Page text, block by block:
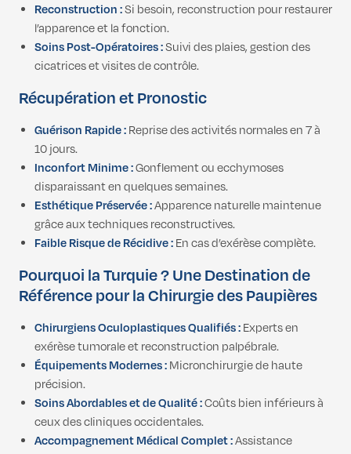
Reconstruction :Si besoin, reconstruction pour restaurer
l’apparence et la fonction.
Soins Post-Opératoires :Suivi des plaies, gestion des
cicatrices et visites de contrôle.
Récupération et Pronostic
Guérison Rapide :Reprise des activités normales en 7 à
10 jours.
Inconfort Minime :Gonflement ou ecchymoses
disparaissant en quelques semaines.
Esthétique Préservée :Apparence naturelle maintenue
grâce aux techniques reconstructives.
Faible Risque de Récidive :En cas d’exérèse complète.
Pourquoi la Turquie ? Une Destination de
Référence pour la Chirurgie des Paupières
Chirurgiens Oculoplastiques Qualifiés :Experts en
exérèse tumorale et reconstruction palpébrale.
Équipements Modernes :Micronchirurgie de haute
précision.
Soins Abordables et de Qualité :Coûts bien inférieurs à
ceux des cliniques occidentales.
Accompagnement Médical Complet :Assistance